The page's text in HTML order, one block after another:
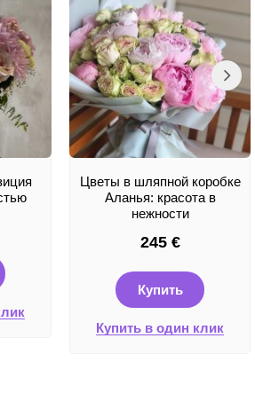
Цветы в шляпной коробке
Аланья: красота в
нежности
245 €
Купить
Купить в один клик